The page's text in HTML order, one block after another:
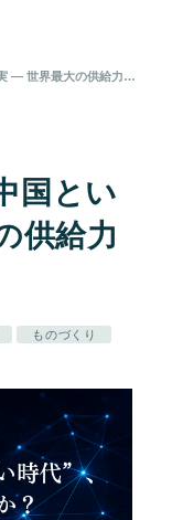
【連載・第2回】「中国という現実 ― 世界最大の供給力が市場を変える」
国とい
供給力
ものづくり